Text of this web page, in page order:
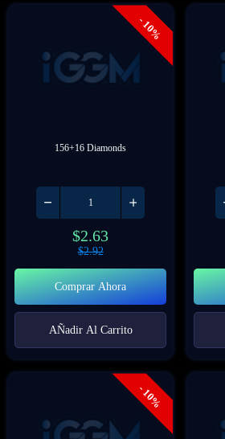
- 10%
156+16 Diamonds
$2.63
$2.92
Comprar Ahora
AÑadir Al Carrito
- 10%